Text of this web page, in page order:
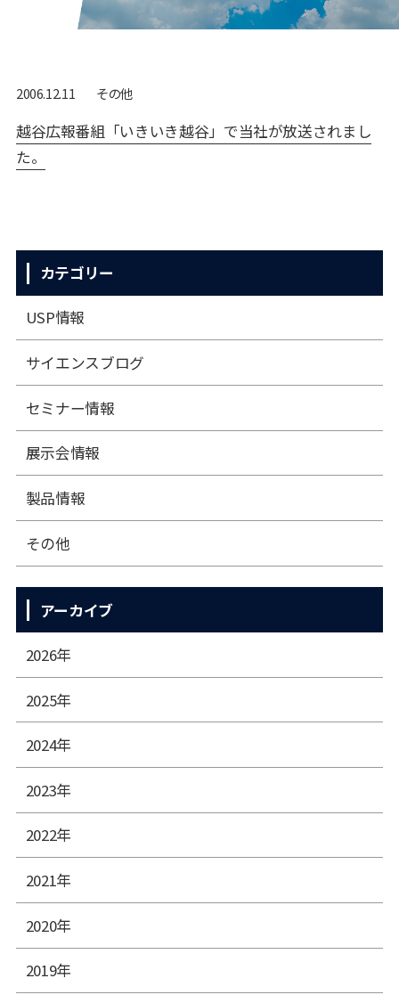
2006.12.11 その他
越谷広報番組「いきいき越谷」で当社が放送されまし
た。
カテゴリー
USP情報
サイエンスブログ
セミナー情報
展⽰会情報
製品情報
その他
アーカイブ
2026年
2025年
2024年
2023年
2022年
2021年
2020年
2019年